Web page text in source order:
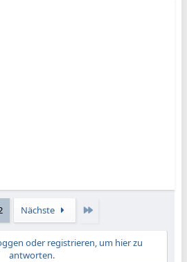
Nächste
oder registrieren, um hier zu
antworten.